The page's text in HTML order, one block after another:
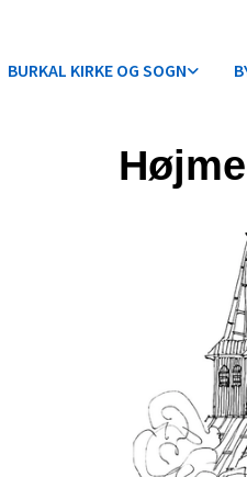
BURKAL KIRKE OG SOGN